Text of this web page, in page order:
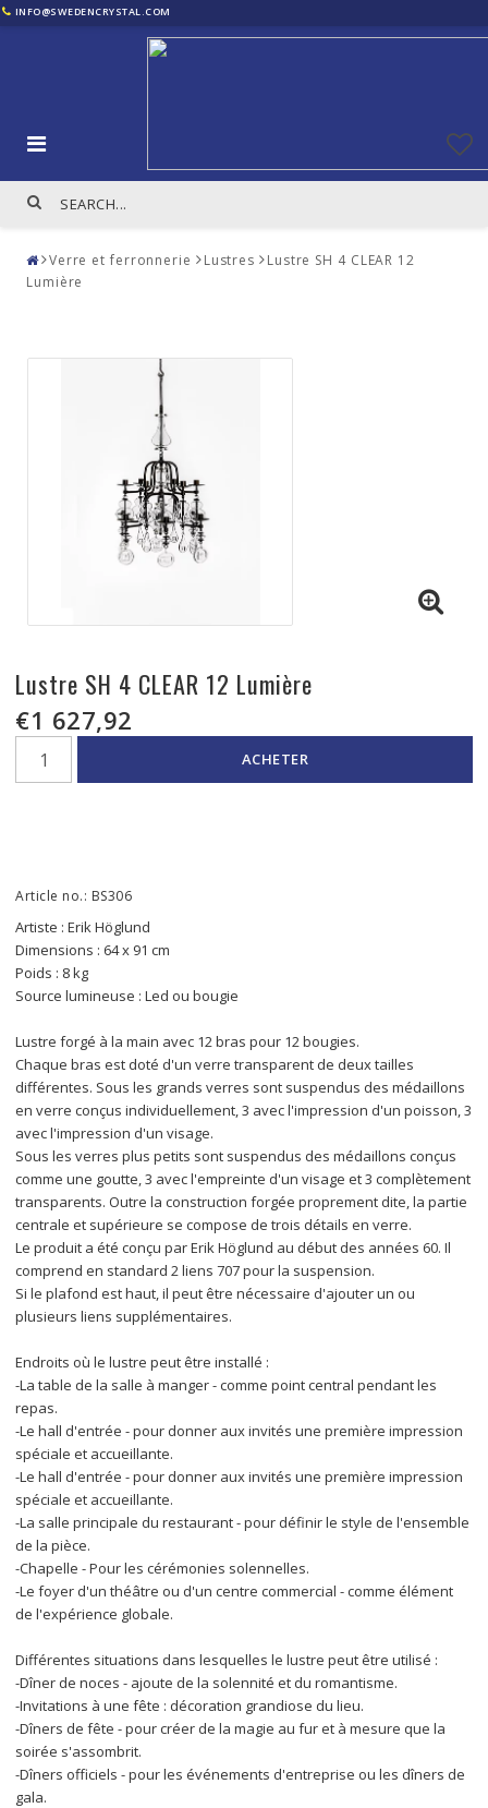
INFO@SWEDENCRYSTAL.COM
Verre et ferronnerie Lustres
Lustre SH 4 CLEAR 12
Lumière
Lustre SH 4 CLEAR 12 Lumière
€1 627,92
ACHETER
Article no.: BS306
Artiste : Erik Höglund
Dimensions : 64 x 91 cm
Poids : 8 kg
Source lumineuse : Led ou bougie
Lustre forgé à la main avec 12 bras pour 12 bougies.
Chaque bras est doté d'un verre transparent de deux tailles
différentes. Sous les grands verres sont suspendus des médaillons
en verre conçus individuellement, 3 avec l'impression d'un poisson, 3
avec l'impression d'un visage.
Sous les verres plus petits sont suspendus des médaillons conçus
comme une goutte, 3 avec l'empreinte d'un visage et 3 complètement
transparents. Outre la construction forgée proprement dite, la partie
centrale et supérieure se compose de trois détails en verre.
Le produit a été conçu par Erik Höglund au début des années 60. Il
comprend en standard 2 liens 707 pour la suspension.
Si le plafond est haut, il peut être nécessaire d'ajouter un ou
plusieurs liens supplémentaires.
Endroits où le lustre peut être installé :
-La table de la salle à manger - comme point central pendant les
repas.
-Le hall d'entrée - pour donner aux invités une première impression
spéciale et accueillante.
-Le hall d'entrée - pour donner aux invités une première impression
spéciale et accueillante.
-La salle principale du restaurant - pour définir le style de l'ensemble
de la pièce.
-Chapelle - Pour les cérémonies solennelles.
-Le foyer d'un théâtre ou d'un centre commercial - comme élément
de l'expérience globale.
Différentes situations dans lesquelles le lustre peut être utilisé :
-Dîner de noces - ajoute de la solennité et du romantisme.
-Invitations à une fête : décoration grandiose du lieu.
-Dîners de fête - pour créer de la magie au fur et à mesure que la
soirée s'assombrit.
-Dîners officiels - pour les événements d'entreprise ou les dîners de
gala.